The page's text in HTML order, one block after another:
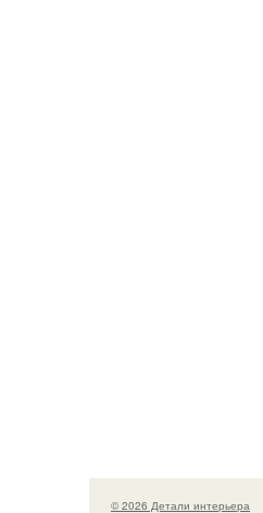
© 2026 Детали интерьера